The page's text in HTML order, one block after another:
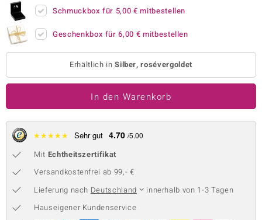
Collection
Collection
Schmuckbox für 5,00 € mitbestellen
Geschenkbox für6,00 € mitbestellen
Erhältlich inSilber, rosévergoldet
In den Warenkorb
★★★★★ Sehr gut 4.70 /5.00
Mit Echtheitszertifikat
Versandkostenfrei ab 99,- €
Lieferung nach Deutschland
innerhalb von 1-3 Tagen
Hauseigener Kundenservice